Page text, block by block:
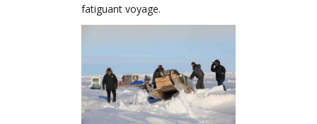
fatiguant voyage.